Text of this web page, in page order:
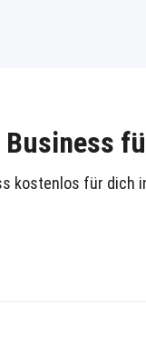
kostenlos für dich